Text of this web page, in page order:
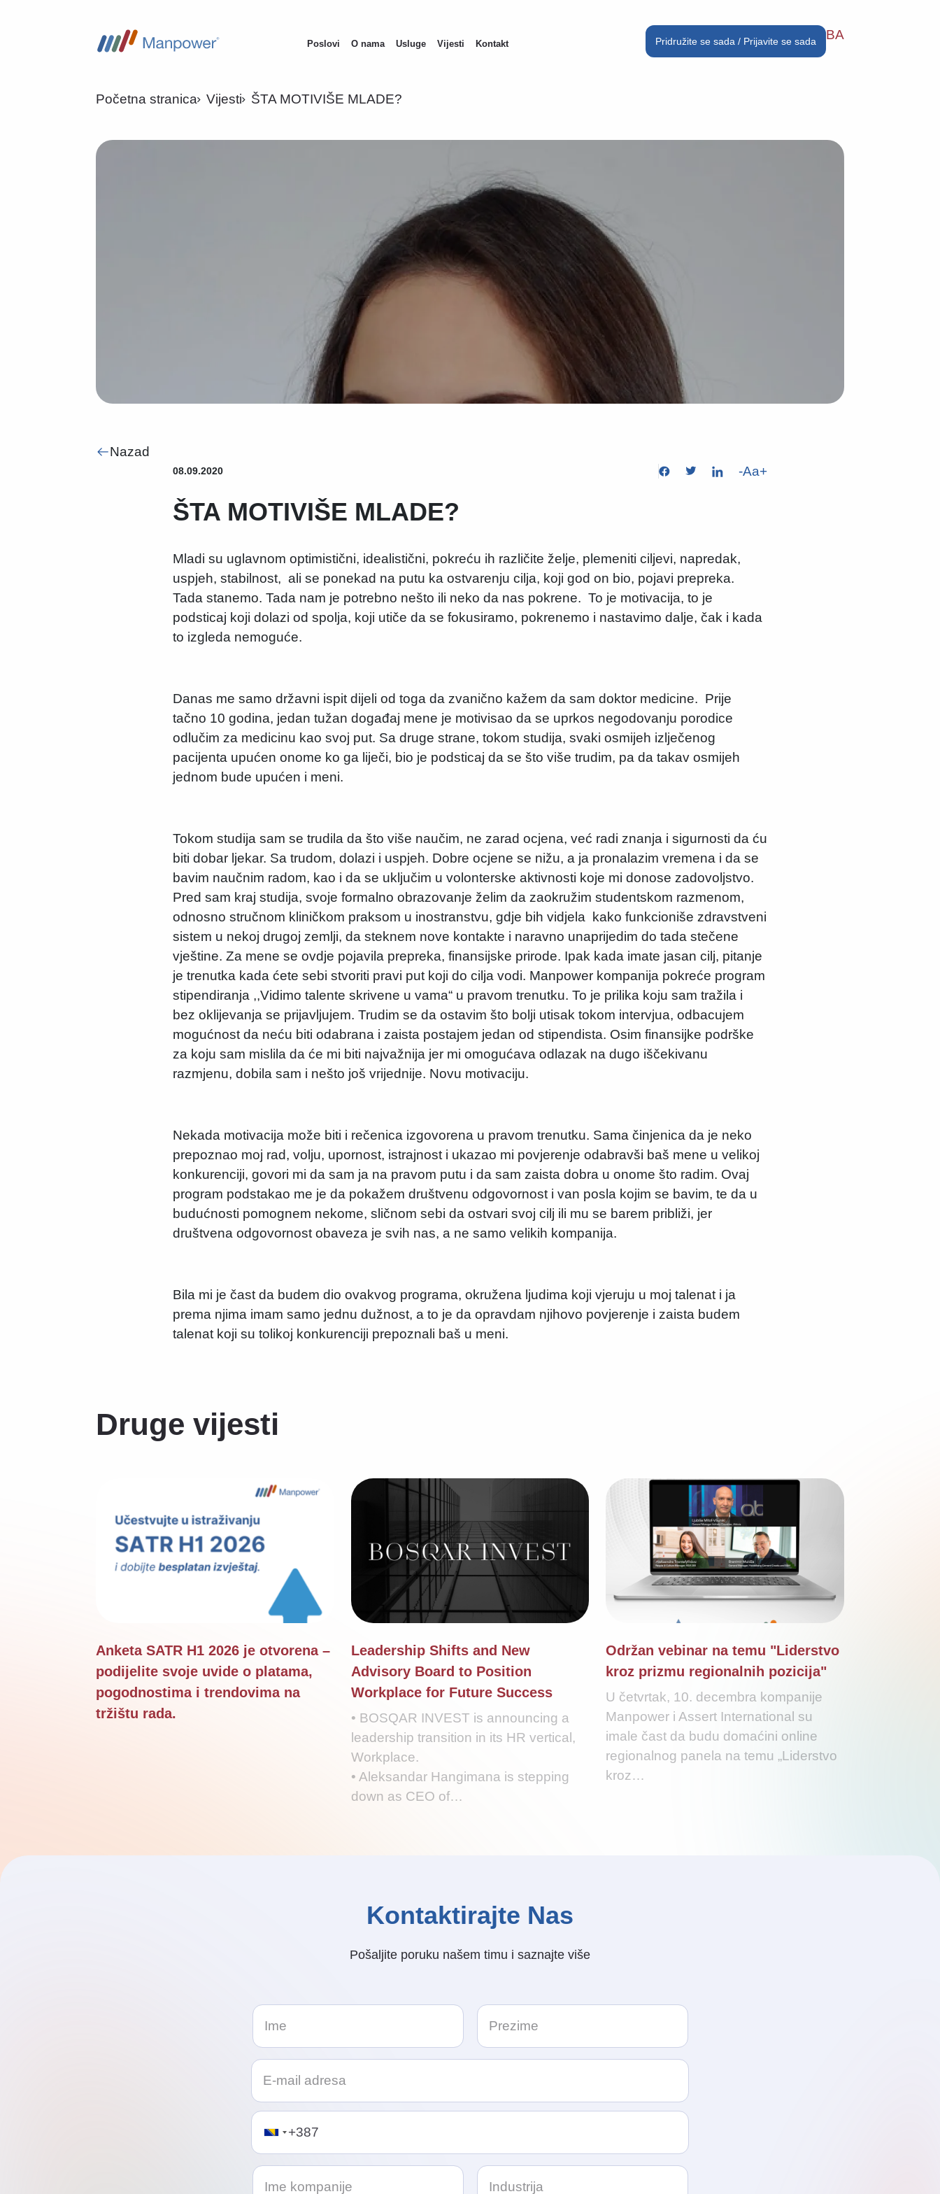
Poslovi O nama Usluge Vijesti Kontakt Pridružite se sada / Prijavite se sada BA
Početna stranica Vijesti ŠTA MOTIVIŠE MLADE?
Nazad
08.09.2020 -Aa+
ŠTA MOTIVIŠE MLADE?
Mladi su uglavnom optimistični, idealistični, pokreću ih različite želje, plemeniti ciljevi, napredak,
uspjeh, stabilnost, ali se ponekad na putu ka ostvarenju cilja, koji god on bio, pojavi prepreka.
Tada stanemo. Tada nam je potrebno nešto ili neko da nas pokrene. To je motivacija, to je
podsticaj koji dolazi od spolja, koji utiče da se fokusiramo, pokrenemo i nastavimo dalje, čak i kada
to izgleda nemoguće.
Danas me samo državni ispit dijeli od toga da zvanično kažem da sam doktor medicine. Prije
tačno 10 godina, jedan tužan događaj mene je motivisao da se uprkos negodovanju porodice
odlučim za medicinu kao svoj put. Sa druge strane, tokom studija, svaki osmijeh izlječenog
pacijenta upućen onome ko ga liječi, bio je podsticaj da se što više trudim, pa da takav osmijeh
jednom bude upućen i meni.
Tokom studija sam se trudila da što više naučim, ne zarad ocjena, već radi znanja i sigurnosti da ću
biti dobar ljekar. Sa trudom, dolazi i uspjeh. Dobre ocjene se nižu, a ja pronalazim vremena i da se
bavim naučnim radom, kao i da se uključim u volonterske aktivnosti koje mi donose zadovoljstvo.
Pred sam kraj studija, svoje formalno obrazovanje želim da zaokružim studentskom razmenom,
odnosno stručnom kliničkom praksom u inostranstvu, gdje bih vidjela kako funkcioniše zdravstveni
sistem u nekoj drugoj zemlji, da steknem nove kontakte i naravno unaprijedim do tada stečene
vještine. Za mene se ovdje pojavila prepreka, finansijske prirode. Ipak kada imate jasan cilj, pitanje
je trenutka kada ćete sebi stvoriti pravi put koji do cilja vodi. Manpower kompanija pokreće program
stipendiranja ,,Vidimo talente skrivene u vama“ u pravom trenutku. To je prilika koju sam tražila i
bez oklijevanja se prijavljujem. Trudim se da ostavim što bolji utisak tokom intervjua, odbacujem
mogućnost da neću biti odabrana i zaista postajem jedan od stipendista. Osim finansijke podrške
za koju sam mislila da će mi biti najvažnija jer mi omogućava odlazak na dugo iščekivanu
razmjenu, dobila sam i nešto još vrijednije. Novu motivaciju.
Nekada motivacija može biti i rečenica izgovorena u pravom trenutku. Sama činjenica da je neko
prepoznao moj rad, volju, upornost, istrajnost i ukazao mi povjerenje odabravši baš mene u velikoj
konkurenciji, govori mi da sam ja na pravom putu i da sam zaista dobra u onome što radim. Ovaj
program podstakao me je da pokažem društvenu odgovornost i van posla kojim se bavim, te da u
budućnosti pomognem nekome, sličnom sebi da ostvari svoj cilj ili mu se barem približi, jer
društvena odgovornost obaveza je svih nas, a ne samo velikih kompanija.
Bila mi je čast da budem dio ovakvog programa, okružena ljudima koji vjeruju u moj talenat i ja
prema njima imam samo jednu dužnost, a to je da opravdam njihovo povjerenje i zaista budem
talenat koji su tolikoj konkurenciji prepoznali baš u meni.
Druge vijesti
Anketa SATR H1 2026 je otvorena –
podijelite svoje uvide o platama,
pogodnostima i trendovima na
tržištu rada.
Leadership Shifts and New
Advisory Board to Position
Workplace for Future Success
• BOSQAR INVEST is announcing a
leadership transition in its HR vertical,
Workplace.
• Aleksandar Hangimana is stepping
down as CEO of…
Održan vebinar na temu "Liderstvo
kroz prizmu regionalnih pozicija"
U četvrtak, 10. decembra kompanije
Manpower i Assert International su
imale čast da budu domaćini online
regionalnog panela na temu „Liderstvo
kroz…
Kontaktirajte Nas
Pošaljite poruku našem timu i saznajte više
Telephone